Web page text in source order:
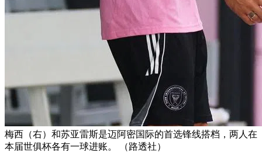
梅西（右）和苏亚雷斯是迈阿密国际的首选锋线搭档，两人在
本届世俱杯各有一球进账。 （路透社）